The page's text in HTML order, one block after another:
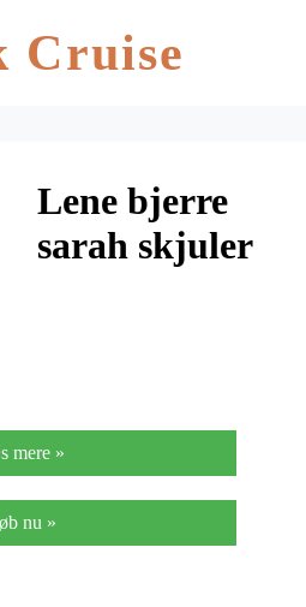
Cruise
Lene bjerre
sarah skjuler
mere »
nu »